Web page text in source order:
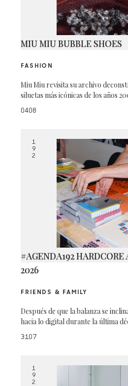
MIU MIU BUBBLE SHOES
FASHION
Miu Miu revisita su archivo
siluetas más icónicas de los años
0408
1
9
2
#AGENDA192 HARDCORE
2026
FRIENDS & FAMILY
Después de que la balanza se
hacia lo digital durante la última
3107
1
9
2